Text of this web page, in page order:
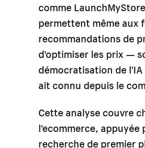
comme
permettent même aux
recommandations de
d'optimiser les prix —
démocratisation de
ait connu depuis le
Cette analyse couvre
l'ecommerce, appuyée
recherche de premier